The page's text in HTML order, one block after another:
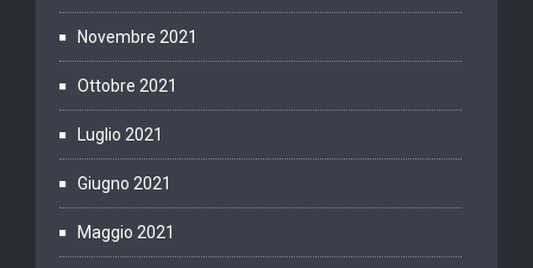
Novembre 2021
Ottobre 2021
Luglio 2021
Giugno 2021
Maggio 2021